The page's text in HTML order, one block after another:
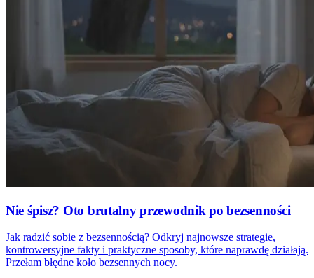
Nie śpisz? Oto brutalny przewodnik po bezsenności
Jak radzić sobie z bezsennością? Odkryj najnowsze strategie,
kontrowersyjne fakty i praktyczne sposoby, które naprawdę działają.
Przełam błędne koło bezsennych nocy.